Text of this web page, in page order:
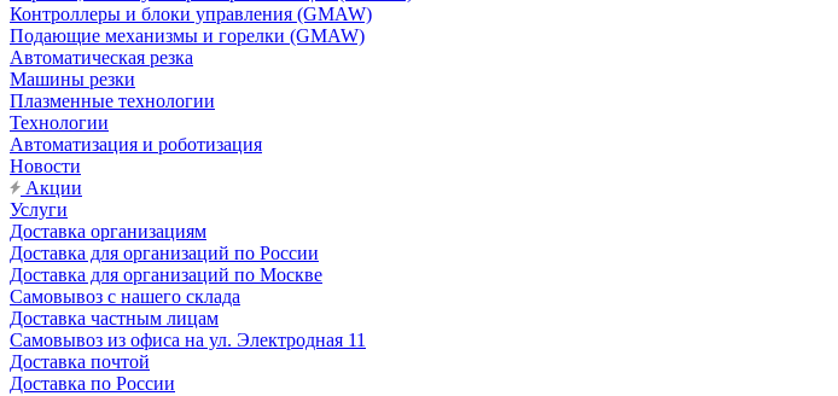
Контроллеры и блоки управления (GMAW)
Подающие механизмы и горелки (GMAW)
Автоматическая резка
Машины резки
Плазменные технологии
Технологии
Автоматизация и роботизация
Новости
Акции
Услуги
Доставка организациям
Доставка для организаций по России
Доставка для организаций по Москве
Самовывоз с нашего склада
Доставка частным лицам
Самовывоз из офиса на ул. Электродная 11
Доставка почтой
Доставка по России